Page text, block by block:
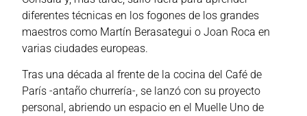
diferentes técnicas en los fogones de los grandes
maestros como Martín Berasategui o Joan Roca en
varias ciudades europeas.
Tras una década al frente de la cocina del Café de
París -antaño churrería-, se lanzó con su proyecto
personal, abriendo un espacio en el Muelle Uno de